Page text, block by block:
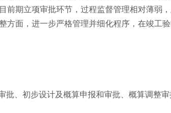
前期立项审批环节，过程监督管理相对薄弱
方面，进一步严格管理并细化程序，在竣工
批、初步设计及概算申报和审批、概算调整